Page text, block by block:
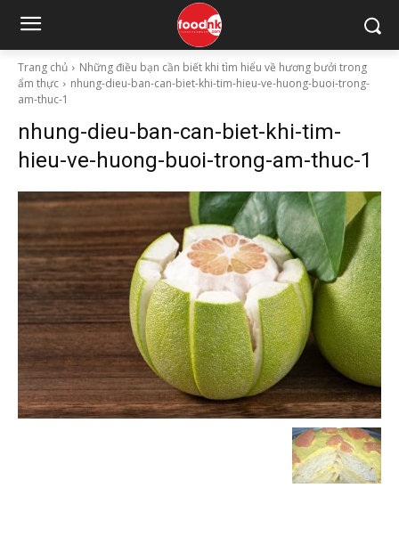
Trang chủ
Những điều bạn cần biết khi tìm hiểu về hương bưởi trong
ẩm thực
nhung-dieu-ban-can-biet-khi-tim-hieu-ve-huong-buoi-trong-
am-thuc-1
nhung-dieu-ban-can-biet-khi-tim-
hieu-ve-huong-buoi-trong-am-thuc-1